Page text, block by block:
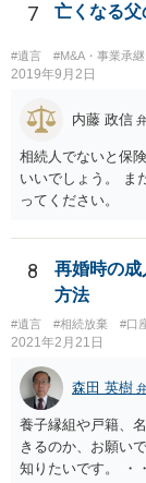
7 亡くなる
#遺言 #M&A・事業承継
2019年9月2日
内藤 政信
相続人でないと保
いいでしょう。 ま
ってください。
8
再婚時の
方法
#遺言 #相続放棄 #口
2021年2月21日
森田 英樹
養子縁組や戸籍、
きるのか、お願い
知りたいです。 ・